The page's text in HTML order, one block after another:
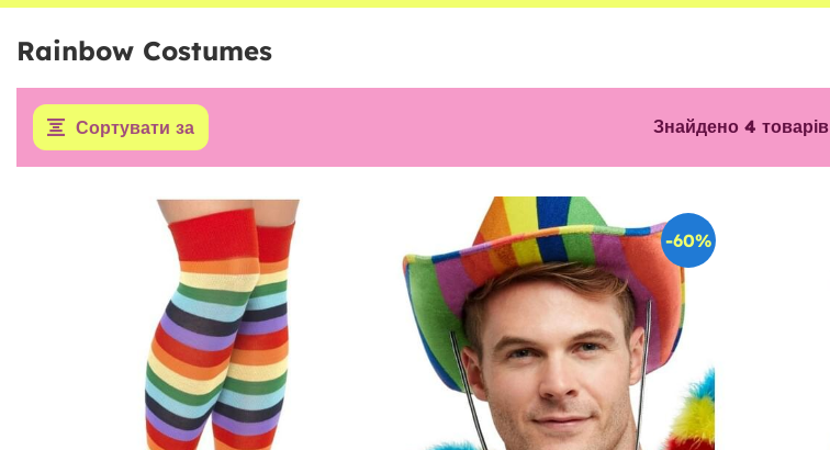
Rainbow Costumes
Сортувати за Знайдено 4 товарів
-60%